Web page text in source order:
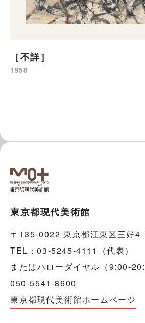
［不詳］
1958
東京都現代美術館
〒135-0022 東京都江東区三好
TEL：03-5245-4111（代表）
またはハローダイヤル（9:00-
050-5541-8600
東京都現代美術館ホームページ